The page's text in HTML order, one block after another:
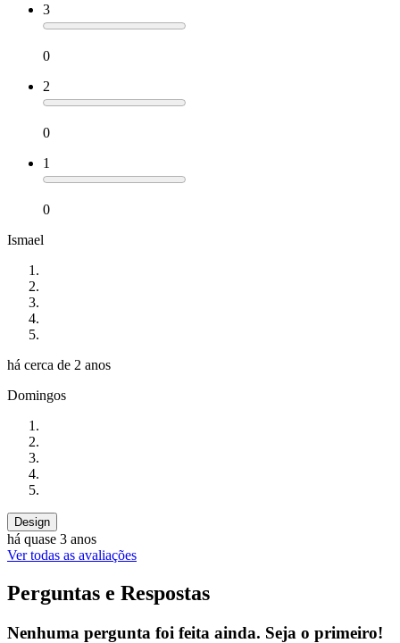
3
0
2
0
1
0
Ismael
há cerca de 2 anos
Domingos
Design
há quase 3 anos
Ver todas as avaliações
Perguntas e Respostas
Nenhuma pergunta foi feita ainda. Seja o primeiro!